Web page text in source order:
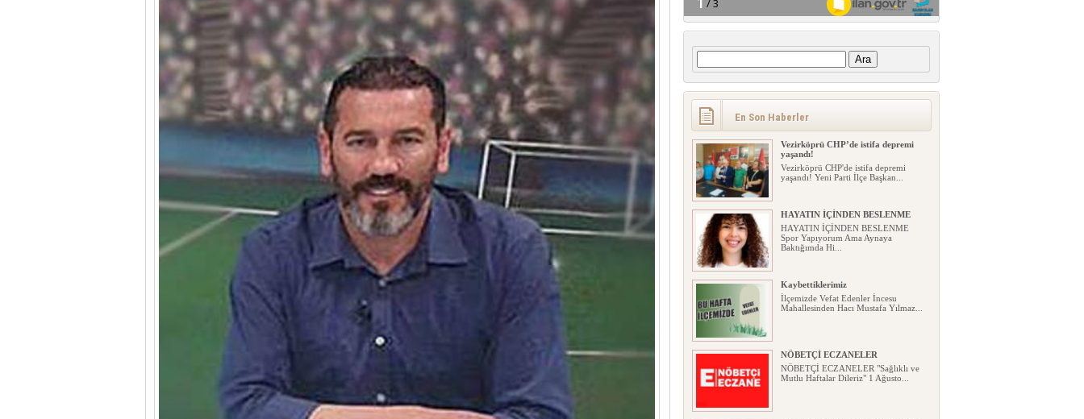
Arama:
En Son Haberler
BANA GÖRE
açılmalıdır Yaşanan gelişmeler göste...
Vezirköprü CHP’de istifa depremi
yaşandı!
Vezirköprü CHP'de istifa depremi
yaşandı! Yeni Parti İlçe Başkan...
HAYATIN İÇİNDEN BESLENME
HAYATIN İÇİNDEN BESLENME
Spor Yapıyorum Ama Aynaya
Baktığımda Hi...
Kaybettiklerimiz
İlçemizde Vefat Edenler İncesu
Mahallesinden Hacı Mustafa Yılmaz...
NÖBETÇİ ECZANELER
NÖBETÇİ ECZANELER "Sağlıklı ve
Mutlu Haftalar Dileriz" 1 Ağusto...